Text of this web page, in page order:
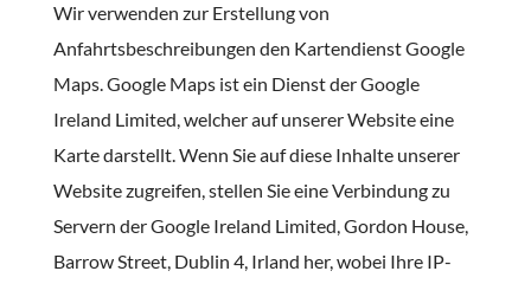
Wir verwenden zur Erstellung von
Anfahrtsbeschreibungen den Kartendienst Google
Maps. Google Maps ist ein Dienst der Google
Ireland Limited, welcher auf unserer Website eine
Karte darstellt. Wenn Sie auf diese Inhalte unserer
Website zugreifen, stellen Sie eine Verbindung zu
Servern der Google Ireland Limited, Gordon House,
Barrow Street, Dublin 4, Irland her, wobei Ihre IP-